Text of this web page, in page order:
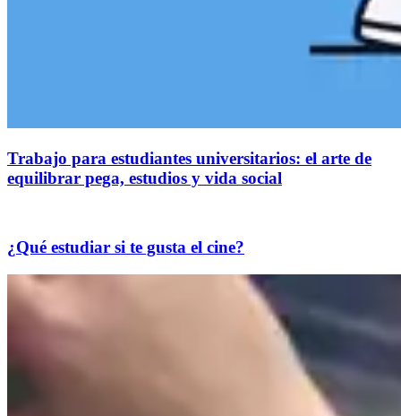
Trabajo para estudiantes universitarios: el arte de
equilibrar pega, estudios y vida social
¿Qué estudiar si te gusta el cine?